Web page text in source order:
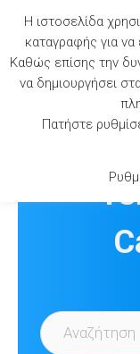
content
Η ιστοσελίδα
καταγραφής για
Καθώς επίσης την
να δημιουργήσει
Πατήστε